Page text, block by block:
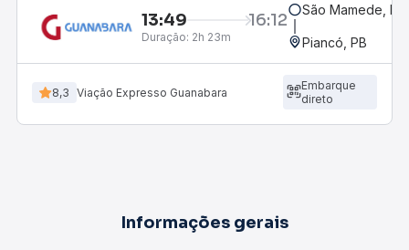
13:49 16:12
Duração: 2h 23m
São Mamede, PB
Piancó, PB
8,3 Viação Expresso Guanabara
Embarque
direto
Informações gerais